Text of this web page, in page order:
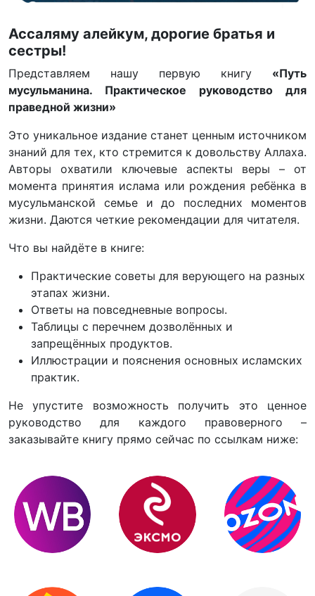
Ассаляму алейкум, дорогие братья и
сестры!
Представляем нашу первую книгу «Путь
мусульманина. Практическое руководство для
праведной жизни»
Это уникальное издание станет ценным источником
знаний для тех, кто стремится к довольству Аллаха.
Авторы охватили ключевые аспекты веры – от
момента принятия ислама или рождения ребёнка в
мусульманской семье и до последних моментов
жизни. Даются четкие рекомендации для читателя.
Что вы найдёте в книге:
Практические советы для верующего на разных
этапах жизни.
Ответы на повседневные вопросы.
Таблицы с перечнем дозволённых и
запрещённых продуктов.
Иллюстрации и пояснения основных исламских
практик.
Не упустите возможность получить это ценное
руководство для каждого правоверного –
заказывайте книгу прямо сейчас по ссылкам ниже: